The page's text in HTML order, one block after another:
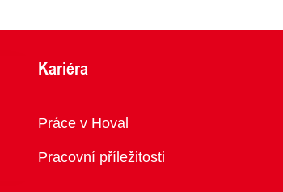
Kariéra
Přehled
Práce v Hoval
Pracovní příležitosti